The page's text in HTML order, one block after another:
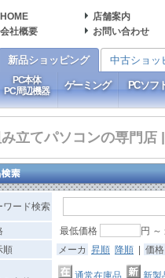
HOME 店舗案内
会社概要
お問い合わせ
新品ショッピング 中古ショッ
PC本体
PC周辺機器
ゲーミング PCソフ
立てパソコンの専門店
ワード検索
最低価格 円 ～
順
メーカ 昇順 降順 | 価格
通常在庫品 新製